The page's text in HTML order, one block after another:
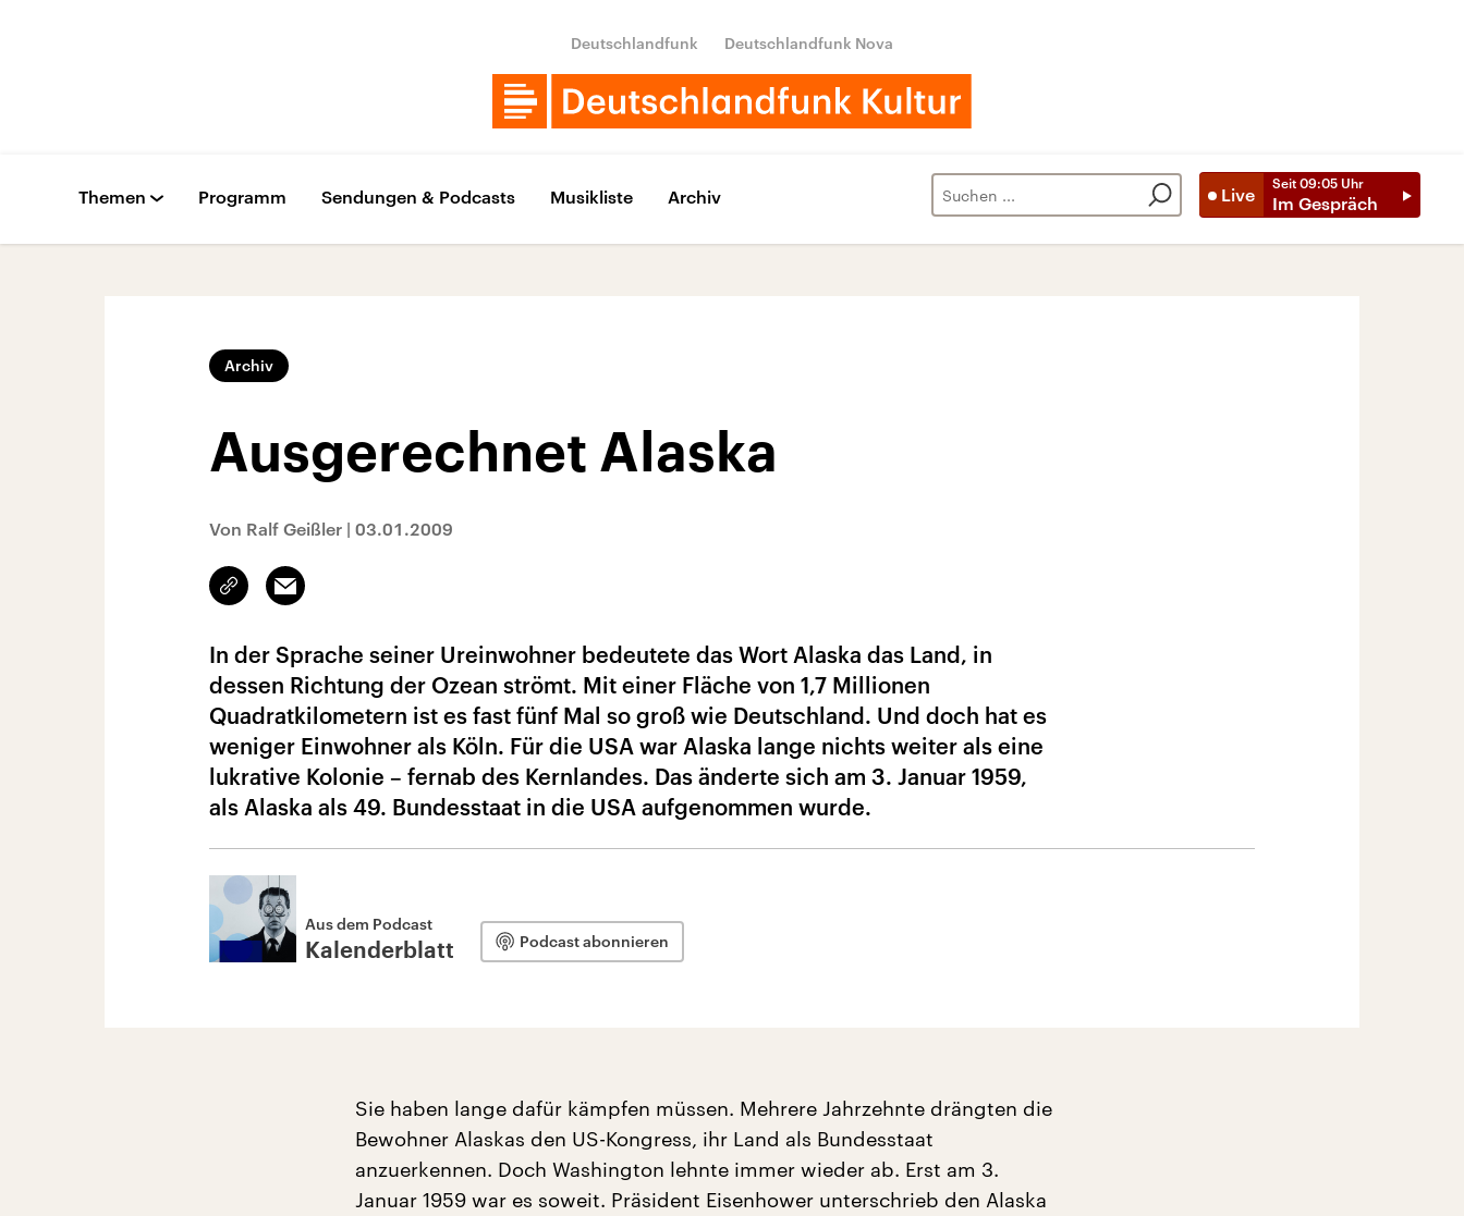
Deutschlandfunk Deutschlandfunk Nova
Live
Seit 09:05 Uhr
Im Gespräch
Themen Programm Sendungen & Podcasts Musikliste Archiv
Archiv
Ausgerechnet Alaska
Von Ralf Geißler | 03.01.2009
Link
kopieren/teilen
Email
In der Sprache seiner Ureinwohner bedeutete das Wort Alaska das Land, in
dessen Richtung der Ozean strömt. Mit einer Fläche von 1,7 Millionen
Quadratkilometern ist es fast fünf Mal so groß wie Deutschland. Und doch hat es
weniger Einwohner als Köln. Für die USA war Alaska lange nichts weiter als eine
lukrative Kolonie – fernab des Kernlandes. Das änderte sich am 3. Januar 1959,
als Alaska als 49. Bundesstaat in die USA aufgenommen wurde.
Aus dem Podcast
Kalenderblatt Podcast abonnieren
Sie haben lange dafür kämpfen müssen. Mehrere Jahrzehnte drängten die
Bewohner Alaskas den US-Kongress, ihr Land als Bundesstaat
anzuerkennen. Doch Washington lehnte immer wieder ab. Erst am 3.
Januar 1959 war es soweit. Präsident Eisenhower unterschrieb den Alaska